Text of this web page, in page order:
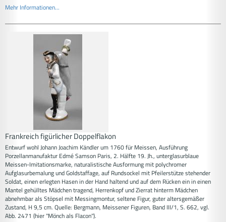
Mehr Informationen...
Frankreich figürlicher Doppelflakon
Entwurf wohl Johann Joachim Kändler um 1760 für Meissen, Ausführung
Porzellanmanufaktur Edmé Samson Paris, 2. Hälfte 19. Jh., unterglasurblaue
Meissen-Imitationsmarke, naturalistische Ausformung mit polychromer
Aufglasurbemalung und Goldstaffage, auf Rundsockel mit Pfeilerstütze stehender
Soldat, einen erlegten Hasen in der Hand haltend und auf dem Rücken ein in einen
Mantel gehülltes Mädchen tragend, Herrenkopf und Zierrat hinterm Mädchen
abnehmbar als Stöpsel mit Messingmontur, seltene Figur, guter altersgemäßer
Zustand, H 9,5 cm. Quelle: Bergmann, Meissener Figuren, Band III/1, S. 662, vgl.
Abb. 2471 (hier "Mönch als Flacon").